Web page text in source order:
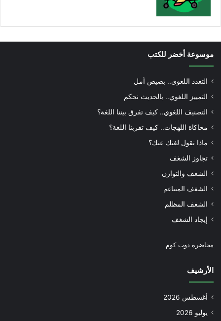
موسوعة أخضر للكتب
التعدد اللغوي.. بصيص أمل
التمييز اللغوي.. بالحديث نحكم
التصنيف اللغوي.. كيف تفرق بيننا اللغة؟
محاكاة اللهجات.. كيف تقربنا اللغة؟
ماذا تقول لغتك عنك؟
تجاوز الشغف
الشغف والتوازن
الشغف المتناغم
الشغف المظلم
إيجاد الشغف
محاضرة دوت كوم
الأرشيف
أغسطس 2026
يوليو 2026